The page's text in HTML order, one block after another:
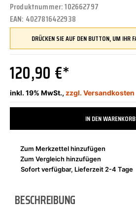
Produktnummer:102662797
EAN: 4027816422938
120,90 €*
inkl. 19% MwSt., zzgl. Versandkosten
IN DEN WARENKORB
Zum Merkzettel hinzufügen
Zum Vergleich hinzufügen
Sofort verfügbar, Lieferzeit 2-4 Tage
BESCHREIBUNG